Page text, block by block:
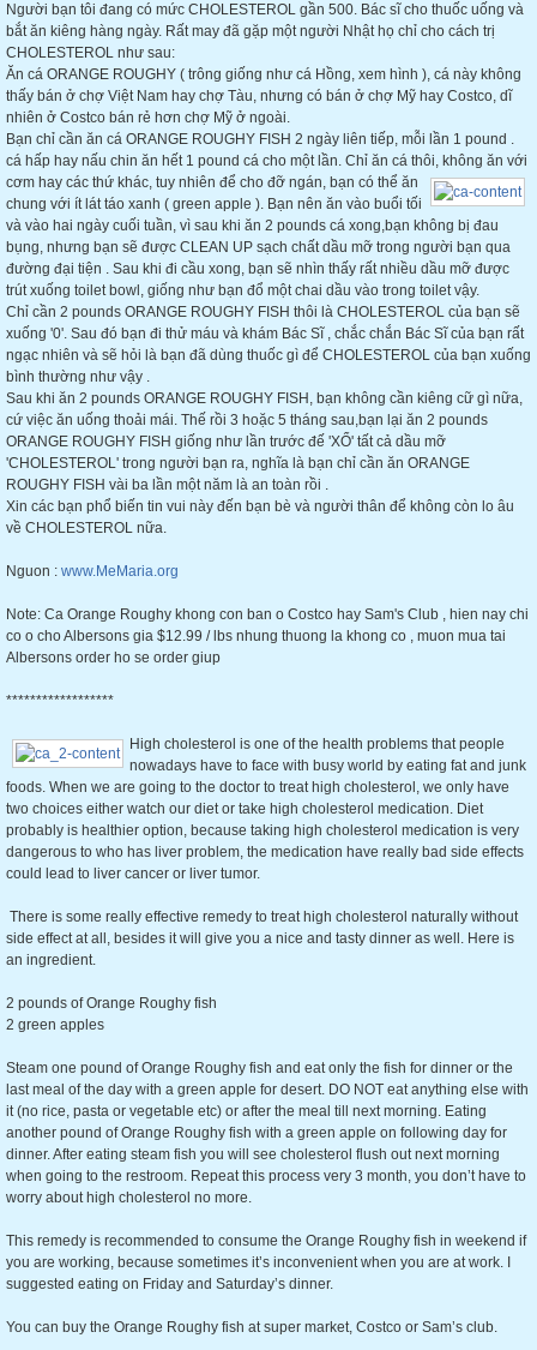
Người bạn tôi đang có mức CHOLESTEROL gần 500. Bác sĩ cho thuốc uống và
bắt ăn kiêng hàng ngày. Rất may đã gặp một người Nhật họ chỉ cho cách trị
CHOLESTEROL như sau:
Ăn cá ORANGE ROUGHY ( trông giống như cá Hồng, xem hình ), cá này không
thấy bán ở chợ Việt Nam hay chợ Tàu, nhưng có bán ở chợ Mỹ hay Costco, dĩ
nhiên ở Costco bán rẻ hơn chợ Mỹ ở ngoài.
Bạn chỉ cần ăn cá ORANGE ROUGHY FISH 2 ngày liên tiếp, mỗi lần 1 pound .
cá hấp hay nấu chin ăn hết 1 pound cá cho một lần. Chỉ ăn cá thôi, không ăn với
cơm hay các thứ khác, tuy nhiên để cho đỡ ngán, bạn có thể ăn
chung với ít lát táo xanh ( green apple ). Bạn nên ăn vào buổi tối
và vào hai ngày cuối tuần, vì sau khi ăn 2 pounds cá xong,bạn không bị đau
bụng, nhưng bạn sẽ được CLEAN UP sạch chất dầu mỡ trong người bạn qua
đường đại tiện . Sau khi đi cầu xong, bạn sẽ nhìn thấy rất nhiều dầu mỡ được
trút xuống toilet bowl, giống như bạn đổ một chai dầu vào trong toilet vậy.
Chỉ cần 2 pounds ORANGE ROUGHY FISH thôi là CHOLESTEROL của bạn sẽ
xuống '0'. Sau đó bạn đi thử máu và khám Bác Sĩ , chắc chắn Bác Sĩ của bạn rất
ngạc nhiên và sẽ hỏi là bạn đã dùng thuốc gì để CHOLESTEROL của bạn xuống
bình thường như vậy .
Sau khi ăn 2 pounds ORANGE ROUGHY FISH, bạn không cần kiêng cữ gì nữa,
cứ việc ăn uống thoải mái. Thế rồi 3 hoặc 5 tháng sau,bạn lại ăn 2 pounds
ORANGE ROUGHY FISH giống như lần trước đế 'XỔ' tất cả dầu mỡ
'CHOLESTEROL' trong người bạn ra, nghĩa là bạn chỉ cần ăn ORANGE
ROUGHY FISH vài ba lần một năm là an toàn rồi .
Xin các bạn phổ biến tin vui này đến bạn bè và người thân để không còn lo âu
về CHOLESTEROL nữa.
Nguon : www.MeMaria.org
Note: Ca Orange Roughy khong con ban o Costco hay Sam's Club , hien nay chi
co o cho Albersons gia $12.99 / lbs nhung thuong la khong co , muon mua tai
Albersons order ho se order giup
******************
High cholesterol is one of the health problems that people
nowadays have to face with busy world by eating fat and junk
foods. When we are going to the doctor to treat high cholesterol, we only have
two choices either watch our diet or take high cholesterol medication. Diet
probably is healthier option, because taking high cholesterol medication is very
dangerous to who has liver problem, the medication have really bad side effects
could lead to liver cancer or liver tumor.
There is some really effective remedy to treat high cholesterol naturally without
side effect at all, besides it will give you a nice and tasty dinner as well. Here is
an ingredient.
2 pounds of Orange Roughy fish
2 green apples
Steam one pound of Orange Roughy fish and eat only the fish for dinner or the
last meal of the day with a green apple for desert. DO NOT eat anything else with
it (no rice, pasta or vegetable etc) or after the meal till next morning. Eating
another pound of Orange Roughy fish with a green apple on following day for
dinner. After eating steam fish you will see cholesterol flush out next morning
when going to the restroom. Repeat this process very 3 month, you don’t have to
worry about high cholesterol no more.
This remedy is recommended to consume the Orange Roughy fish in weekend if
you are working, because sometimes it’s inconvenient when you are at work. I
suggested eating on Friday and Saturday’s dinner.
You can buy the Orange Roughy fish at super market, Costco or Sam’s club.